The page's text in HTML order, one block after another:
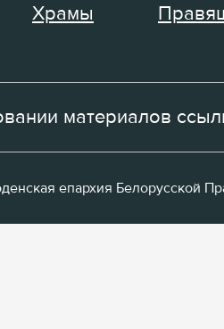
Храмы
материалов
епархия Белорусской